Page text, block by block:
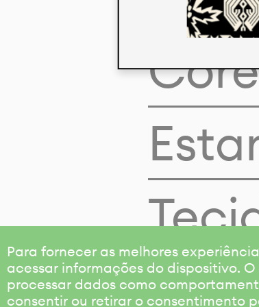
Para fornecer as melhores
acessar informações do dispositivo.
processar dados como
consentir ou retirar o consentimento